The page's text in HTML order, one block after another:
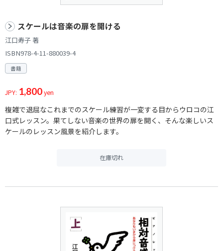
スケールは音楽の扉を開ける
江口寿子 著
ISBN978-4-11-880039-4
書籍
JPY: 1,800yen
複雑で退屈なこれまでのスケール練習が一変する目からウロコの江
口式レッスン。果てしない音楽の世界の扉を開く、そんな楽しいス
ケールのレッスン風景を紹介します。
在庫切れ